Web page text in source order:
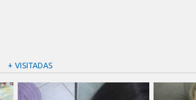
+ VISITADAS